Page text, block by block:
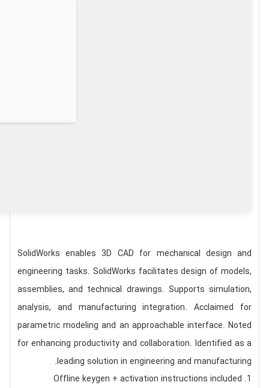
SolidWorks enables 3D CAD for mechanical design and
engineering tasks. SolidWorks facilitates design of models,
assemblies, and technical drawings. Supports simulation,
analysis, and manufacturing integration. Acclaimed for
parametric modeling and an approachable interface. Noted
for enhancing productivity and collaboration. Identified as a
leading solution in engineering and manufacturing.
Offline keygen + activation instructions included